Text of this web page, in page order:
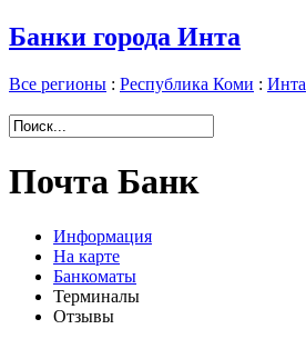
Банки города Инта
Все регионы : Республика Коми : Инта
Почта Банк
Информация
На карте
Банкоматы
Терминалы
Отзывы